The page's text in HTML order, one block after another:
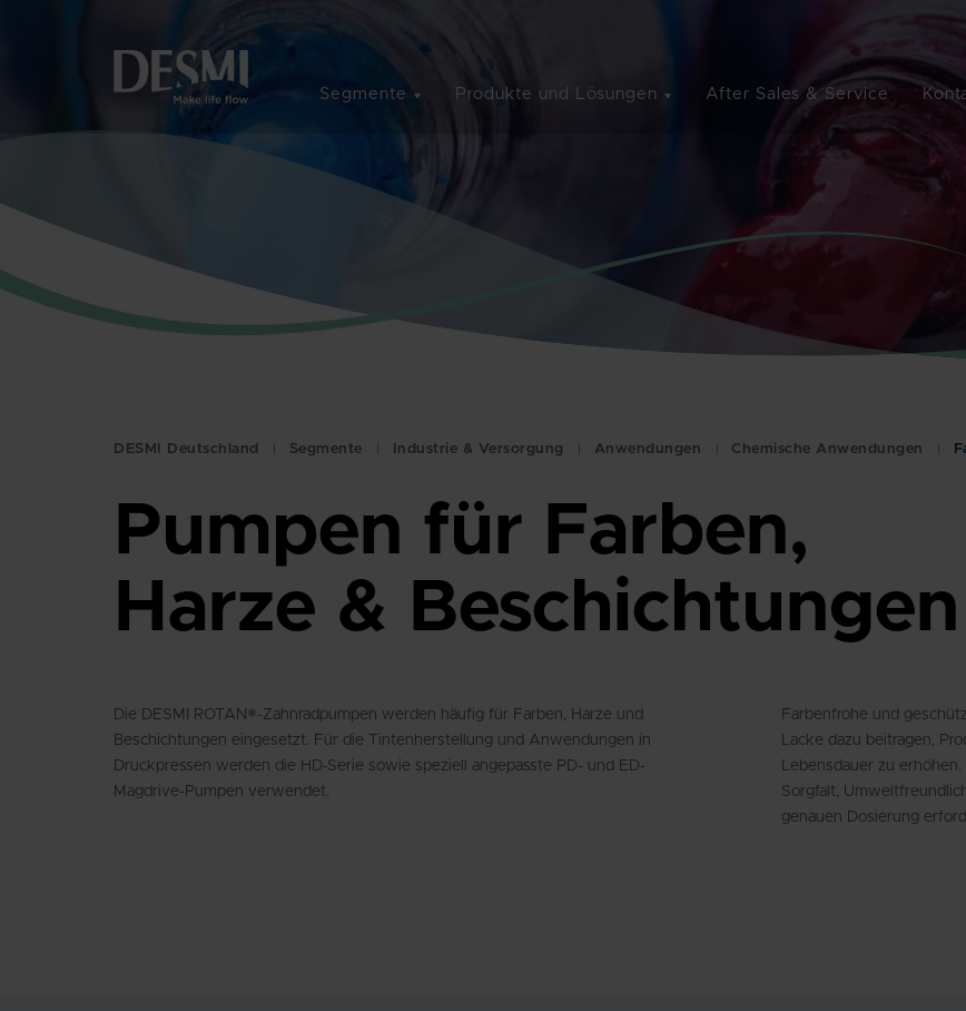
Segmente Produkte und Lösungen After Sales & Service
DESMI Deutschland Segmente Industrie & Versorgung Anwendungen Chemische Anwendungen
Pumpen für Farben,
Harze & Beschichtungen
Die DESMI ROTAN®-Zahnradpumpen werden häufig für Farben, Harze und
Beschichtungen eingesetzt. Für die Tintenherstellung und Anwendungen in
Druckpressen werden die HD-Serie sowie speziell angepasste PD- und ED-
Magdrive-Pumpen verwendet.
Farbenfrohe und
Lacke dazu beitragen,
Lebensdauer zu
Sorgfalt,
genauen Dosierung